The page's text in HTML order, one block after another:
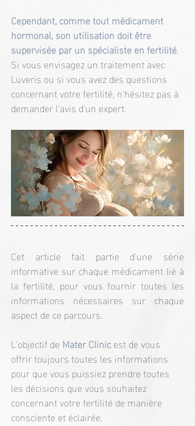
Cependant, comme tout médicament
hormonal, son utilisation doit être
supervisée par un spécialiste en fertilité.
Si vous envisagez un traitement avec
Luveris ou si vous avez des questions
concernant votre fertilité, n'hésitez pas à
demander l'avis d'un expert.
Cet article fait partie d'une série
informative sur chaque médicament lié à
la fertilité, pour vous fournir toutes les
informations nécessaires sur chaque
aspect de ce parcours.
L'objectif de Mater Clinic est de vous
offrir toujours toutes les informations
pour que vous puissiez prendre toutes
les décisions que vous souhaitez
concernant votre fertilité de manière
consciente et éclairée.